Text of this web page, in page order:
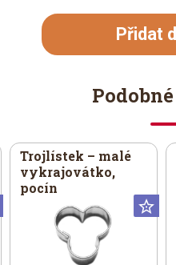
Přidat
Trojlístek – malé
vykrajovátko,
pocín
Universální